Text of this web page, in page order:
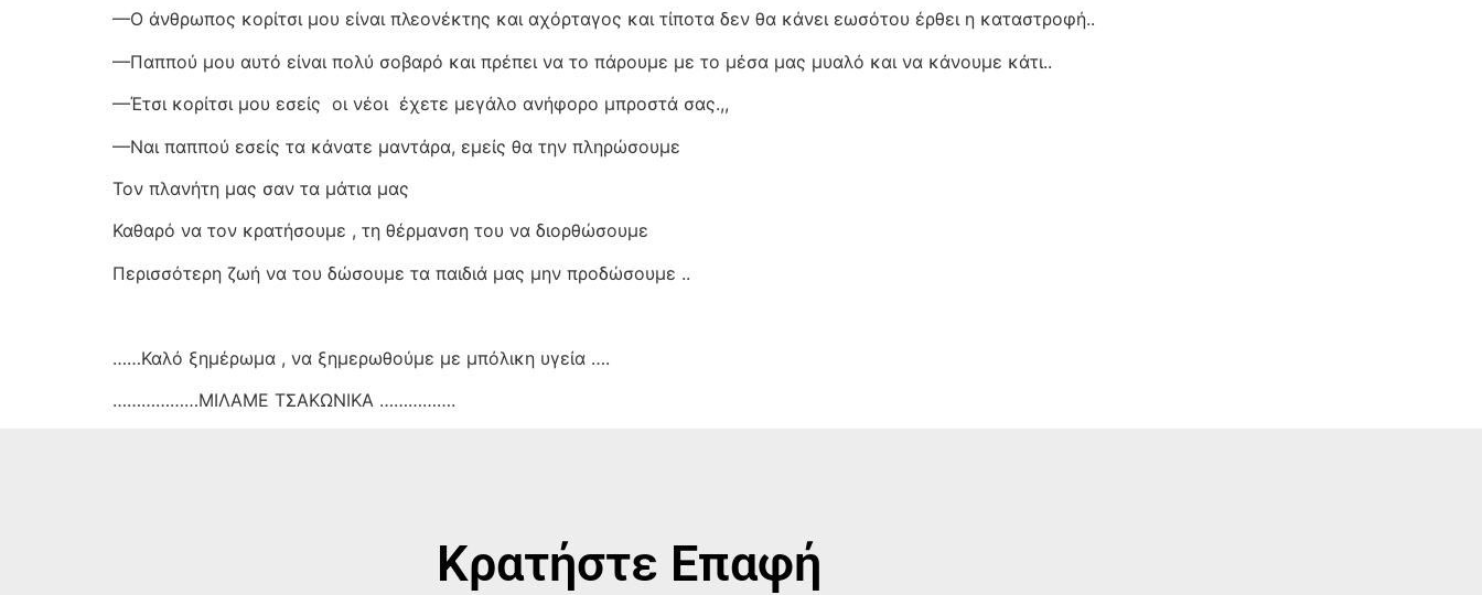
—Ο άνθρωπος κορίτσι μου είναι πλεονέκτης και αχόρταγος και τίποτα δεν θα κάνει εωσότου έρθει η καταστροφή..
—Παππού μου αυτό είναι πολύ σοβαρό και πρέπει να το πάρουμε με το μέσα μας μυαλό και να κάνουμε κάτι..
—Έτσι κορίτσι μου εσείς οι νέοι έχετε μεγάλο ανήφορο μπροστά σας.,,
—Ναι παππού εσείς τα κάνατε μαντάρα, εμείς θα την πληρώσουμε
Τον πλανήτη μας σαν τα μάτια μας
Καθαρό να τον κρατήσουμε , τη θέρμανση του να διορθώσουμε
Περισσότερη ζωή να του δώσουμε τα παιδιά μας μην προδώσουμε ..
……Καλό ξημέρωμα , να ξημερωθούμε με μπόλικη υγεία ….
………………ΜΙΛΑΜΕ ΤΣΑΚΩΝΙΚΑ …………….
Κρατήστε Επαφή